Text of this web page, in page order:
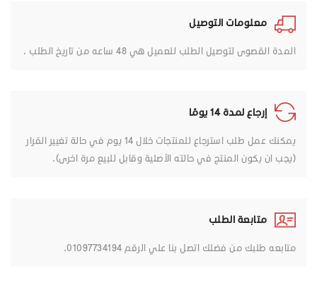
معلومات التوصيل
المدة القصوى لتوصيل الطلب للعميل هي 48 ساعه من تاريخ الطلب .
إرجاع لمدة 14 يومًا
يمكنك عمل طلب استرجاع للمنتجات خلال 14 يوم في حالة تغيير القرار
(يجب ان يكون المنتج في حالته الأصلية وقابل للبيع مرة اخرى).
متابعة الطلب
متابعه طلبك من فضلك اتصل بنا علي الرقم 01097734194.